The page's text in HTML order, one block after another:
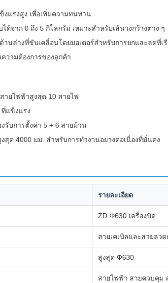
งแรงสูง เพื่อเพิ่มความทนทาน
ด้จาก 0 ถึง 5 กิโลกรัม เหมาะสําหรับเส้นวงกว้างต่าง ๆ
นล่างที่ขับเคลื่อนโดยมอเตอร์สําหรับการยกและลดที่เ
วามต้องการของลูกค้า
ายไฟฟ้าสูงสุด 10 สายไฟ
แข็งแรง
รับการตั้งค่า 5 + 6 สายม้วน
สุด 4000 มม. สําหรับการทํางานอย่างต่อเนื่องที่มั่นคง
รายละเอียด
ZD Φ630 เครื่องบิด
สายเคเบิลและสายลว
สูงสุด Φ630
สายไฟฟ้า สายควบคุม